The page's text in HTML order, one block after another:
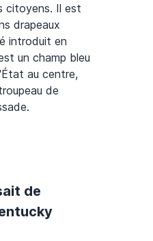
citoyens. Il est
drapeaux
introduit en
un champ bleu
au centre,
de
de